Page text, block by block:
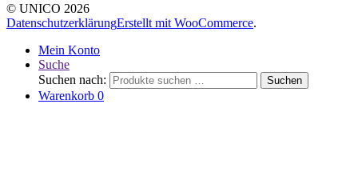
© UNICO 2026
DatenschutzerklärungErstellt mit WooCommerce.
Mein Konto
Suche
Suchen nach:
Suchen
Warenkorb 0